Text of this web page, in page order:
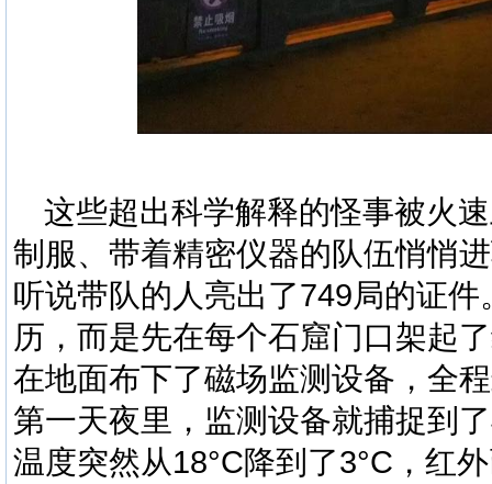
这些超出科学解释的怪事被火
制服、带着精密仪器的队伍悄悄
听说带队的人亮出了749局的证件
历，而是先在每个石窟门口架起
在地面布下了磁场监测设备，全
第一天夜里，监测设备就捕捉到
温度突然从18°C降到了3°C ，红